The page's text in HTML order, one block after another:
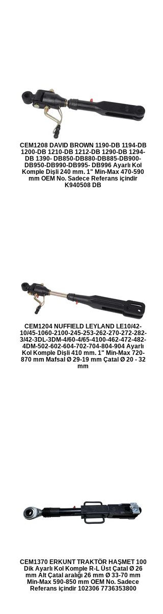
CEM1208 DAVID BROWN 1190-DB 1194-DB
1200-DB 1210-DB 1212-DB 1290-DB 1294-
DB 1390- DB850-DB880-DB885-DB900-
DB950-DB990-DB995- DB996 Ayarlı Kol
Komple Dişli 240 mm. 1" Min-Max 470-590
mm OEM No. Sadece Referans içindir
K940508 DB
CEM1204 NUFFIELD LEYLAND LE10/42-
10/45-1060-2100-245-253-262-270-272-282-
3/42-3DL-3DM-4/60-4/65-4100-462-472-482-
4DM-502-602-604-702-704-804-904 Ayarlı
Kol Komple Dişli 410 mm. 1" Min-Max 720-
870 mm Mafsal Ø 29-19 mm Çatal Ø 20 - 32
mm
CEM1370 ERKUNT TRAKTÖR HAŞMET 100
Dik Ayarlı Kol Komple R-L Üst Çatal Ø 26
mm Alt Çatal aralığı 26 mm Ø 33-70 mm
Min-Max 590-850 mm OEM No. Sadece
Referans içindir 102306 7736353800